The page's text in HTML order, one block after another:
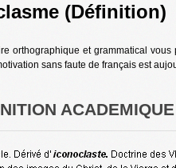
(Définition)
orthographique et grammatical
sans faute de français est